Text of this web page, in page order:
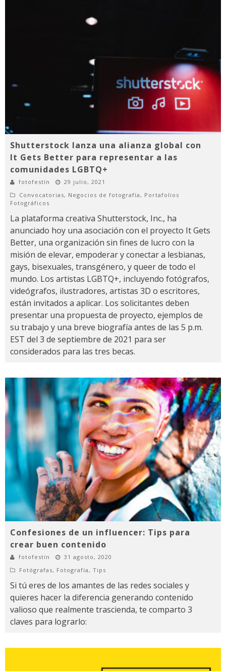
Shutterstock lanza una alianza global con
It Gets Better para representar a las
comunidades LGBTQ+
fotofestín
29 julio, 2021
Convocatorias, Negocios de fotografía , Portafolios
Fotográficos
La plataforma creativa Shutterstock, Inc., ha
anunciado hoy una asociación con el proyecto It Gets
Better, una organización sin fines de lucro con la
misión de elevar, empoderar y conectar a lesbianas,
gays, bisexuales, transgénero, y queer de todo el
mundo. Los artistas LGBTQ+, incluyendo fotógrafos,
videógrafos, ilustradores, artistas 3D o escritores,
están invitados a aplicar. Los solicitantes deben
presentar una propuesta de proyecto, ejemplos de
su trabajo y una breve biografía antes de las 5 p.m.
EST del 3 de septiembre de 2021 para ser
considerados para las tres becas.
Confesiones de un influencer: Tips para
crear buen contenido
fotofestín
31 agosto, 2020
Fotógrafas, Fotografía , Tips
Si tú eres de los amantes de las redes sociales y
quieres hacer la diferencia generando contenido
valioso que realmente trascienda, te comparto 3
claves para lograrlo: